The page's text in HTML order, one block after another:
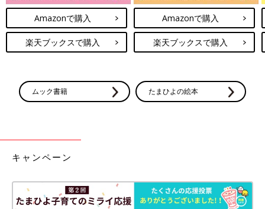
Amazonで購入
楽天ブックスで購入
Amazonで購入
楽天ブックスで購入
ムック書籍 たまひよの絵本
キャンペーン